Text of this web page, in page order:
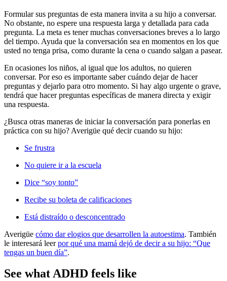
Formular sus preguntas de esta manera invita a su hijo a conversar.
No obstante, no espere una respuesta larga y detallada para cada
pregunta. La meta es tener muchas conversaciones breves a lo largo
del tiempo. Ayuda que la conversación sea en momentos en los que
usted no tenga prisa, como durante la cena o cuando salgan a pasear.
En ocasiones los niños, al igual que los adultos, no quieren
conversar. Por eso es importante saber cuándo dejar de hacer
preguntas y dejarlo para otro momento. Si hay algo urgente o grave,
tendrá que hacer preguntas específicas de manera directa y exigir
una respuesta.
¿Busca otras maneras de iniciar la conversación para ponerlas en
práctica con su hijo? Averigüe qué decir cuando su hijo:
Se frustra
No quiere ir a la escuela
Dice “soy tonto”
Recibe su boleta de calificaciones
Está distraído o desconcentrado
Averigüe cómo dar elogios que desarrollen la autoestima. También
le interesará leerpor qué una mamá dejó de decir a su hijo: “Que
tengas un buen día”.
See what ADHD feels like